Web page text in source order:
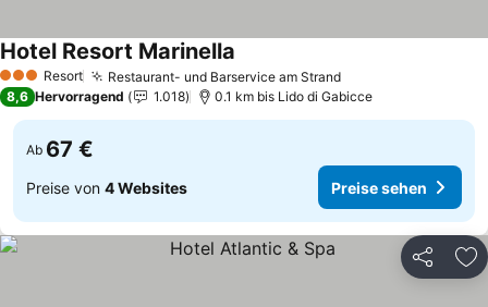
3 SterneResort Restaurant- und Barservice am StrandPreise sehen
Hotel Resort Marinella
8,6 Hervorragend 1.018 0.1 km bis Lido di Gabicce
Ab 67 €
Preise von 4 Websites Preise sehen
Teilen